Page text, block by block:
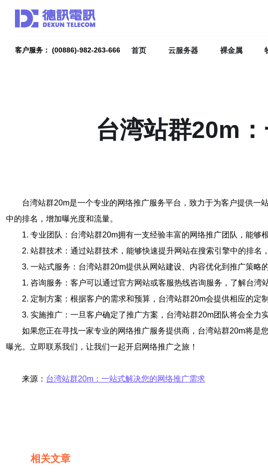
客户服务： (00886)-982-263-666 首页 云服务器 裸金属
台湾站群20m
台湾站群20m是一个专业的网络推广服务平台，致力于为客户提供
中的排名，增加曝光度和流量。
1. 专业团队：台湾站群20m拥有一支经验丰富的网络推广团队，能够
2. 站群技术：通过站群技术，能够快速提升网站在搜索引擎中的排名
3. 一站式服务：台湾站群20m提供从网站建设、内容优化到推广策略
1. 咨询服务：客户可以通过官方网站或客服热线咨询服务，了解台湾
2. 定制方案：根据客户的需求和预算，台湾站群20m会提供相应的定
3. 实施推广：一旦客户确定了推广方案，台湾站群20m团队将会全力
如果您正在寻找一家专业的网络推广服务提供商，台湾站群20m将
曝光。立即联系我们，让我们一起开启网络推广之旅！
来源： 台湾站群20m：一站式解决您的网络推广需求
相关文章